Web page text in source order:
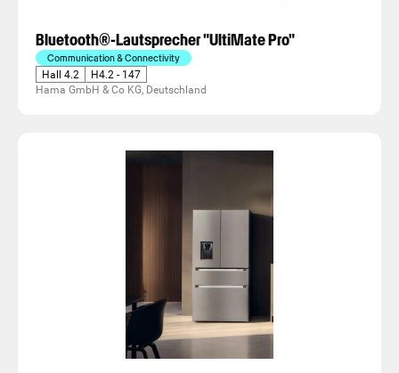
Bluetooth®-Lautsprecher "UltiMate Pro"
Communication & Connectivity
Hall 4.2
H4.2 - 147
Hama GmbH & Co KG, Deutschland